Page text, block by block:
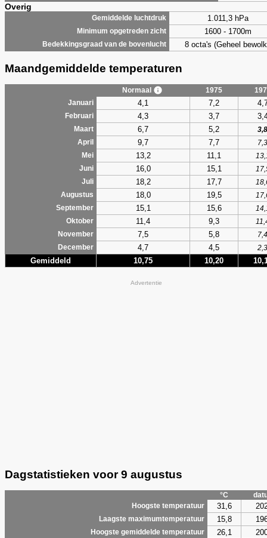
Overig
Gemiddelde luchtdruk 1.011,3 hPa
Minimum opgetreden zicht 1600 - 1700m
Bedekkingsgraad van de bovenlucht 8 octa's (Geheel
Maandgemiddelde temperaturen
Normaal 1975
Januari
4,1 7,2
Februari 4,3 3,7
Maart 6,7 5,2
3,8
April
9,7 7,7
7,3
Mei
13,2 11,1
Juni
16,0 15,1
Juli
18,2 17,7
Augustus
18,0 19,5
September
15,1 15,6
Oktober
11,4 9,3
November
7,5 5,8
7,4
December
4,7 4,5 2,3
Gemiddeld 10,75 10,20
Advertentie
Dagstatistieken voor 9 augustus
°C
Hoogste temperatuur
31,6
Laagste maximumtemperatuur 15,8
Hoogste gemiddelde temperatuur 26,1